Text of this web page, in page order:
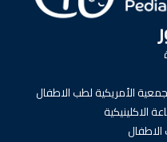
الأمريكية لطب الاطفال
الاكلينيكية